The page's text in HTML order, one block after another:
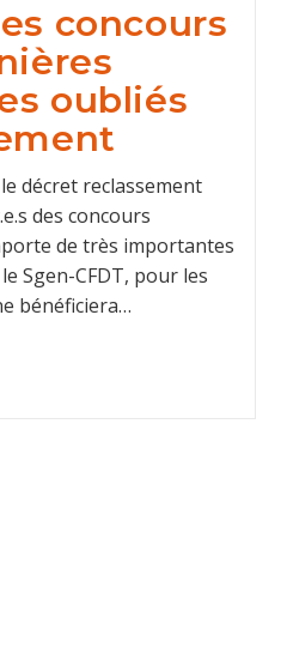
concours
oubliés
décret reclassement
des concours
de très importantes
Sgen-CFDT, pour les
bénéficiera…